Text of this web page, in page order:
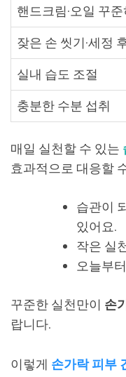
핸드크림·오일 꾸
잦은 손 씻기·세정
실내 습도 조절
충분한 수분 섭취
매일 실천할 수 있는
효과적으로 대응할
습관이
있어요.
작은 실
오늘부
꾸준한 실천만이 손
랍니다.
이렇게 손가락 피부